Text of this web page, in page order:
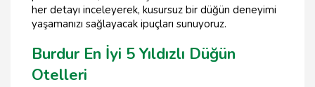
her detayı inceleyerek, kusursuz bir düğün deneyimi
yaşamanızı sağlayacak ipuçları sunuyoruz.
Burdur En İyi 5 Yıldızlı Düğün
Otelleri